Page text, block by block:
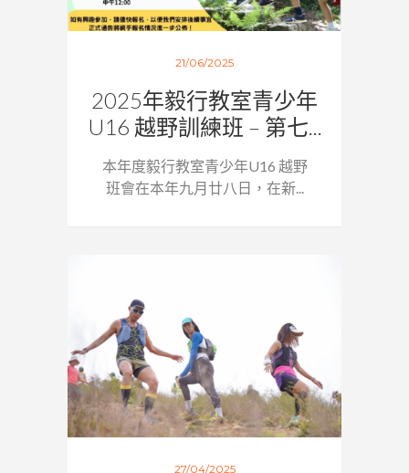
21/06/2025
2025年毅行教室青少年
U16 越野訓練班 – 第七...
本年度毅行教室青少年U16 越野
班會在本年九月廿八日，在新...
27/04/2025